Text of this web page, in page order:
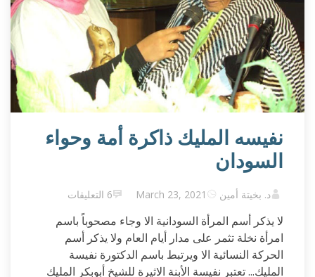
نفيسه المليك ذاكرة أمة وحواء
السودان
د. بخيتة أمين March 23, 2021 6 التعليقات
لا يذكر أسم المرأة السودانية الا وجاء مصحوباً باسم
امرأة نخلة تثمر على مدار أيام العام ولا يذكر أسم
الحركة النسائية الا ويرتبط باسم الدكتورة نفيسة
المليك... تعتبر نفيسة الأبنة الاثيرة للشيخ أبوبكر المليك